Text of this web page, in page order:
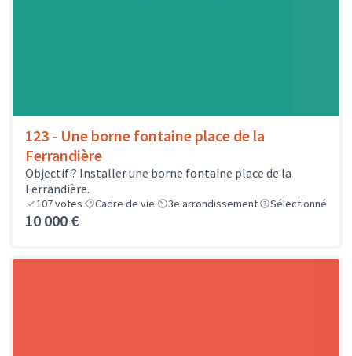
123 - Une borne fontaine place de la
Ferrandière
Objectif ? Installer une borne fontaine place de la
Ferrandière.
107votes Cadre de vie 3e arrondissement Sélectionné
10 000 €